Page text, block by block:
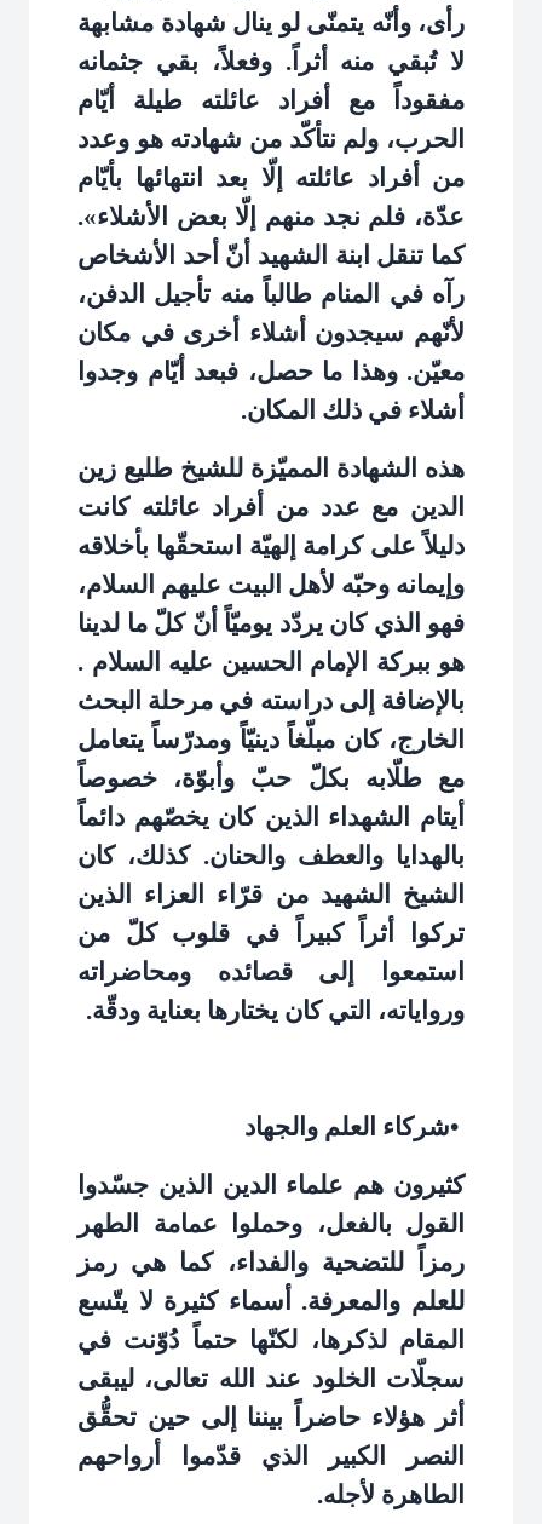
رأى، وأنّه يتمنّى لو ينال شهادة مشابهة
لا تُبقي منه أثراً. وفعلاً، بقي جثمانه
مفقوداً مع أفراد عائلته طيلة أيّام
الحرب، ولم نتأكّد من شهادته هو وعدد
من أفراد عائلته إلّا بعد انتهائها بأيّام
عدّة، فلم نجد منهم إلّا بعض الأشلاء».
كما تنقل ابنة الشهيد أنّ أحد الأشخاص
رآه في المنام طالباً منه تأجيل الدفن،
لأنّهم سيجدون أشلاء أخرى في مكان
معيّن. وهذا ما حصل، فبعد أيّام وجدوا
أشلاء في ذلك المكان.
هذه الشهادة المميّزة للشيخ طليع زين
الدين مع عدد من أفراد عائلته كانت
دليلاً على كرامة إلهيّة استحقّها بأخلاقه
وإيمانه وحبّه لأهل البيت عليهم السلام،
فهو الذي كان يردّد يوميّاً أنّ كلّ ما لدينا
هو ببركة الإمام الحسين عليه السلام .
بالإضافة إلى دراسته في مرحلة البحث
الخارج، كان مبلّغاً دينيّاً ومدرّساً يتعامل
مع طلّابه بكلّ حبّ وأبوّة، خصوصاً
أيتام الشهداء الذين كان يخصّهم دائماً
بالهدايا والعطف والحنان. كذلك، كان
الشيخ الشهيد من قرّاء العزاء الذين
تركوا أثراً كبيراً في قلوب كلّ من
استمعوا إلى قصائده ومحاضراته
ورواياته، التي كان يختارها بعناية ودقّة.
•شركاء العلم والجهاد
كثيرون هم علماء الدين الذين جسّدوا
القول بالفعل، وحملوا عمامة الطهر
رمزاً للتضحية والفداء، كما هي رمز
للعلم والمعرفة. أسماء كثيرة لا يتّسع
المقام لذكرها، لكنّها حتماً دُوّنت في
سجلّات الخلود عند الله تعالى، ليبقى
أثر هؤلاء حاضراً بيننا إلى حين تحقُّق
النصر الكبير الذي قدّموا أرواحهم
الطاهرة لأجله.